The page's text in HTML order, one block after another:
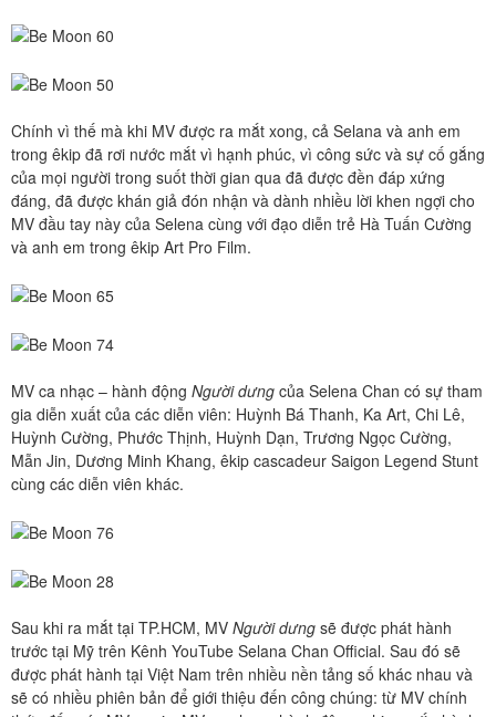
Chính vì thế mà khi MV được ra mắt xong, cả Selana và anh em
trong êkip đã rơi nước mắt vì hạnh phúc, vì công sức và sự cố gắng
của mọi người trong suốt thời gian qua đã được đền đáp xứng
đáng, đã được khán giả đón nhận và dành nhiều lời khen ngợi cho
MV đầu tay này của Selena cùng với đạo diễn trẻ Hà Tuấn Cường
và anh em trong êkip Art Pro Film.
MV ca nhạc – hành động Người dưng của Selena Chan có sự tham
gia diễn xuất của các diễn viên: Huỳnh Bá Thanh, Ka Art, Chi Lê,
Huỳnh Cường, Phước Thịnh, Huỳnh Dạn, Trương Ngọc Cường,
Mẫn Jin, Dương Minh Khang, êkip cascadeur Saigon Legend Stunt
cùng các diễn viên khác.
Sau khi ra mắt tại TP.HCM, MV Người dưng sẽ được phát hành
trước tại Mỹ trên Kênh YouTube Selana Chan Official. Sau đó sẽ
được phát hành tại Việt Nam trên nhiều nền tảng số khác nhau và
sẽ có nhiều phiên bản để giới thiệu đến công chúng: từ MV chính